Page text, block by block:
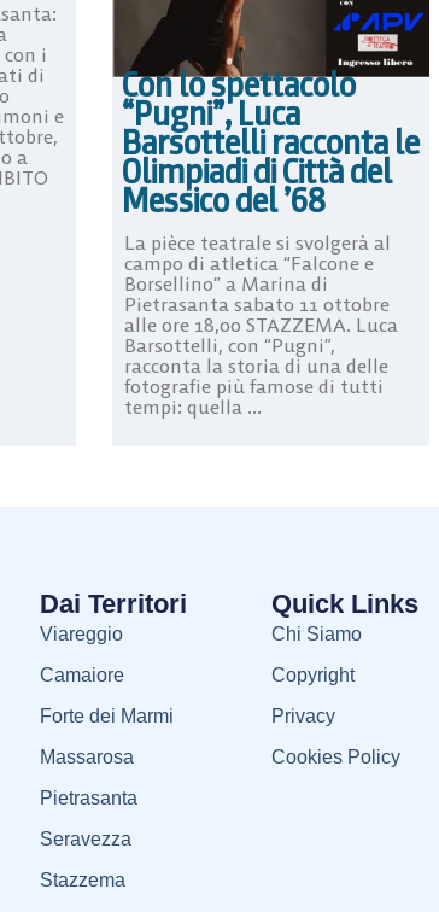
i
di
e
a
Con lo spettacolo
“Pugni”, Luca
Barsottelli racconta le
Olimpiadi di Città del
Messico del ’68
La pièce teatrale si svolgerà al
campo di atletica “Falcone e
Borsellino” a Marina di
Pietrasanta sabato 11 ottobre
alle ore 18,00 STAZZEMA. Luca
Barsottelli, con “Pugni”,
racconta la storia di una delle
fotografie più famose di tutti
tempi: quella ...
Dai Territori
Viareggio
Camaiore
Forte dei Marmi
Massarosa
Pietrasanta
Seravezza
Stazzema
Quick Links
Chi Siamo
Copyright
Privacy
Cookies Policy